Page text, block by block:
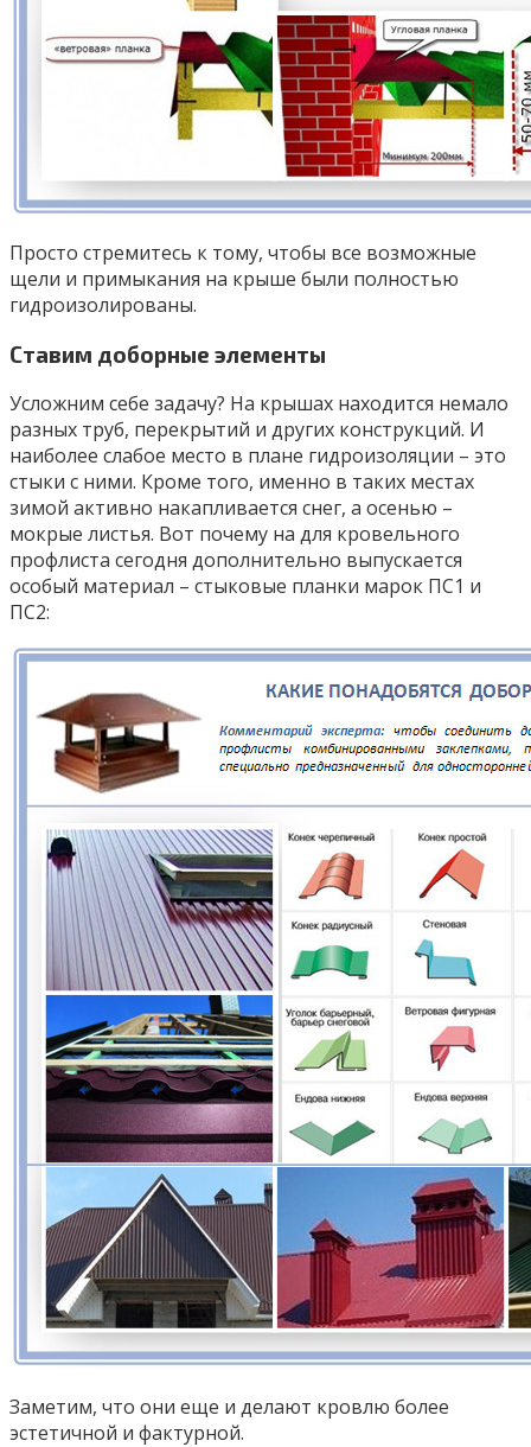
Просто стремитесь к тому, чтобы все возможные
щели и примыкания на крыше были полностью
гидроизолированы.
Ставим доборные элементы
Усложним себе задачу? На крышах находится немало
разных труб, перекрытий и других конструкций. И
наиболее слабое место в плане гидроизоляции – это
стыки с ними. Кроме того, именно в таких местах
зимой активно накапливается снег, а осенью –
мокрые листья. Вот почему на для кровельного
профлиста сегодня дополнительно выпускается
особый материал – стыковые планки марок ПС1 и
ПС2:
Заметим, что они еще и делают кровлю более
эстетичной и фактурной.